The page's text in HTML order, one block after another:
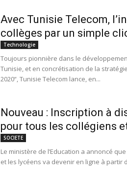
Avec Tunisie Telecom,
collèges par un simple
Technologie
Toujours pionnière dans le
Tunisie, et en concrétisation de la
2020“, Tunisie Telecom lance, en...
Nouveau : Inscription à
pour tous les collégiens
SOCIETE
Le ministère de l’Education a annoncé
et les lycéens va devenir en ligne à partir